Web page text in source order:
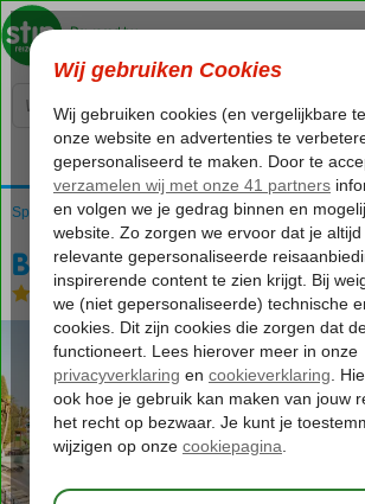
Voelt als thuiskomen...
Spanje Costa Brava Lloret de Mar Best Lloret Splash
Best Lloret Splash
Logies en ontbijt - Hotel